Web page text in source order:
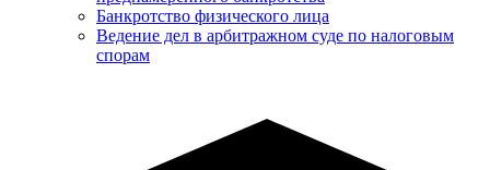
Банкротство физического лица
Ведение дел в арбитражном суде по налоговым
спорам